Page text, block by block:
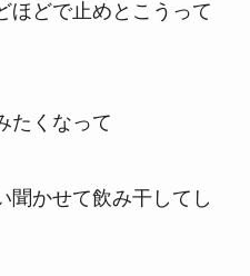
ほどで止めとこうって
たくなって
聞かせて飲み干してし